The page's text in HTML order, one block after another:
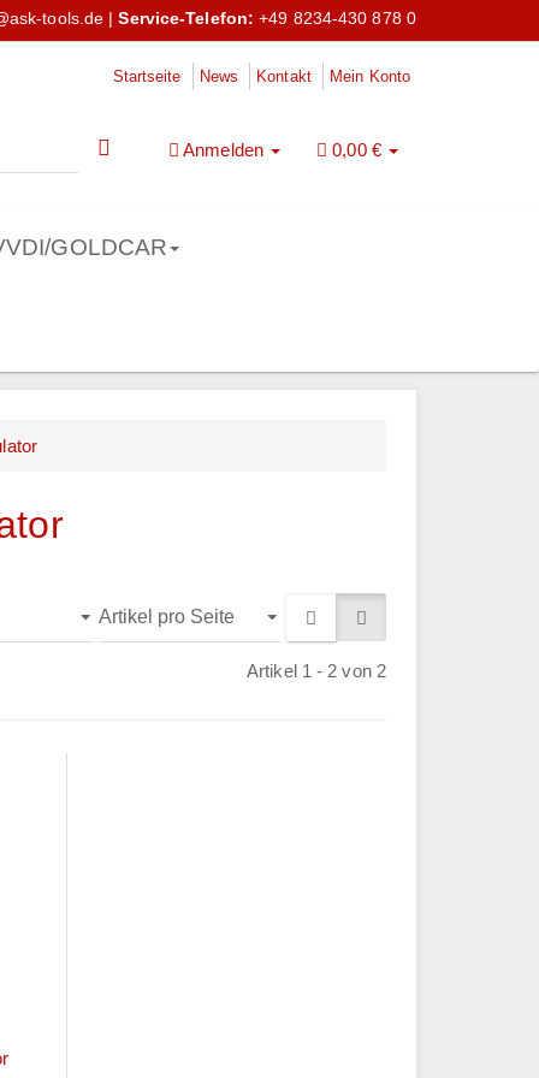
tools.de |Service-Telefon: +49 8234-430 878 0
Startseite News Kontakt Mein Konto
Anmelden 0,00 €
GOLDCAR
Artikel 1 - 2 von 2